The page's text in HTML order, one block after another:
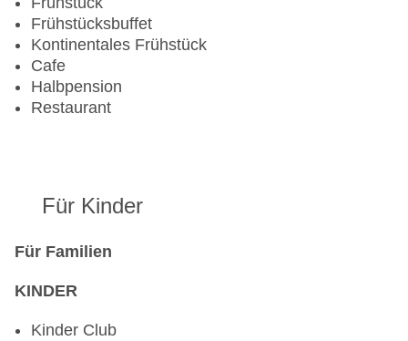
Frühstücksbuffet
Kontinentales Frühstück
Cafe
Halbpension
Restaurant
Für Kinder
Für Familien
KINDER
Kinder Club